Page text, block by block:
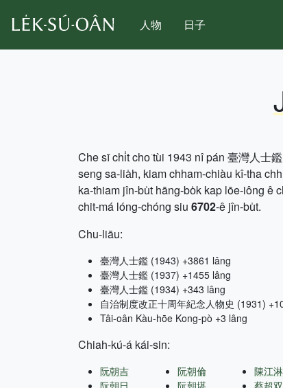
人物 日子
Che sī chi̍t cho͘ tùi 1943 nî pán 臺灣人士
seng sa-lia̍h, kiam chham-chiàu kî-tha
ka-thiam jîn-bu̍t hāng-bo̍k kap lōe-iông ê
chit-má lóng-chóng siu 6702-ê jîn-bu̍t.
Chu-liāu:
臺灣人士鑑 (1943) +3861 lâng
臺灣人士鑑 (1937) +1455 lâng
臺灣人士鑑 (1934) +343 lâng
自治制度改正十周年紀念人物史 (1931)
Tâi-oân Kàu-hōe Kong-pò +3 lâng
Chiah-kú-á kái-sin:
阮朝吉
阮朝日
阮朝倫
阮朝堪
陳江淋
蔡超双